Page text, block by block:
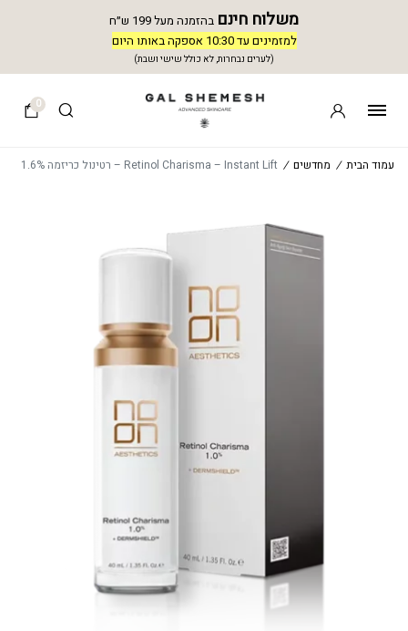
משלוח חינם בהזמנה מעל 199 ש״ח
למזמינים עד 10:30 אספקה באותו היום
(לערים נבחרות, לא כולל שישי ושבת)
0
עמוד הבית / מחדשים / Retinol Charisma – Instant Lift – רטינול כריזמה 1.6%